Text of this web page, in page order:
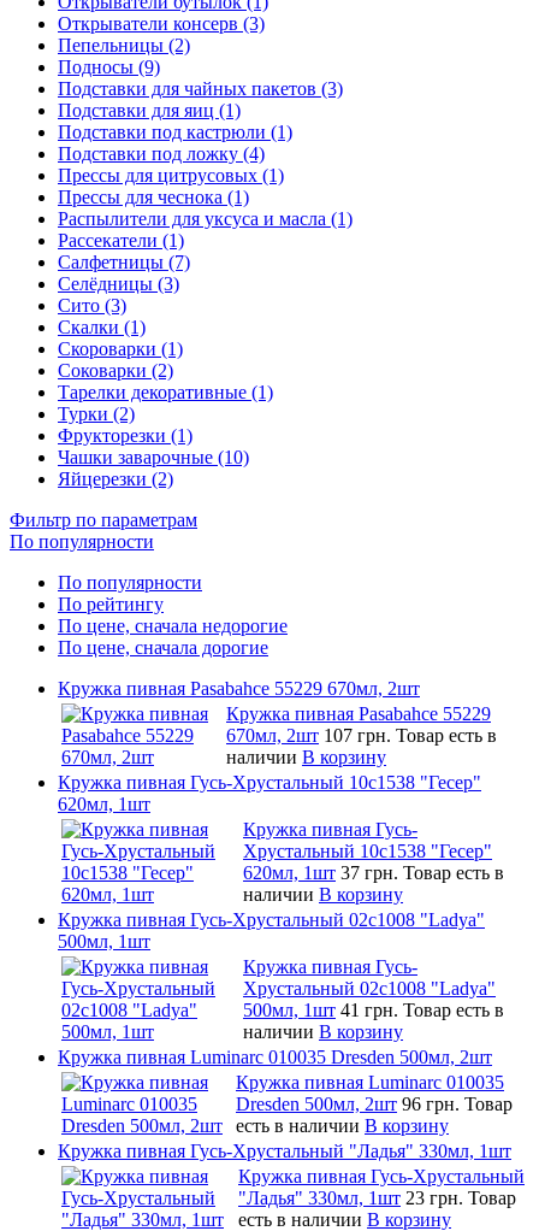
Открыватели консерв (3)
Пепельницы (2)
Подносы (9)
Подставки для чайных пакетов (3)
Подставки для яиц (1)
Подставки под кастрюли (1)
Подставки под ложку (4)
Прессы для цитрусовых (1)
Прессы для чеснока (1)
Распылители для уксуса и масла (1)
Рассекатели (1)
Салфетницы (7)
Селёдницы (3)
Сито (3)
Скалки (1)
Скороварки (1)
Соковарки (2)
Тарелки декоративные (1)
Турки (2)
Фрукторезки (1)
Чашки заварочные (10)
Яйцерезки (2)
Фильтр по параметрам
По популярности
По популярности
По рейтингу
По цене, сначала недорогие
По цене, сначала дорогие
Кружка пивная Pasabahce 55229 670мл, 2шт
Кружка пивная Pasabahce 55229
670мл, 2шт 107 грн. Товар есть в
наличии В корзину
Кружка пивная Гусь-Хрустальный 10c1538 "Гесер"
620мл, 1шт
Кружка пивная Гусь-
Хрустальный 10c1538 "Гесер"
620мл, 1шт 37 грн. Товар есть в
наличии В корзину
Кружка пивная Гусь-Хрустальный 02c1008 "Ladya"
500мл, 1шт
Кружка пивная Гусь-
Хрустальный 02c1008 "Ladya"
500мл, 1шт 41 грн. Товар есть в
наличии В корзину
Кружка пивная Luminarc 010035 Dresden 500мл, 2шт
Кружка пивная Luminarc 010035
Dresden 500мл, 2шт 96 грн. Товар
есть в наличии В корзину
Кружка пивная Гусь-Хрустальный "Ладья" 330мл, 1шт
Кружка пивная Гусь-Хрустальный
"Ладья" 330мл, 1шт 23 грн. Товар
есть в наличии В корзину